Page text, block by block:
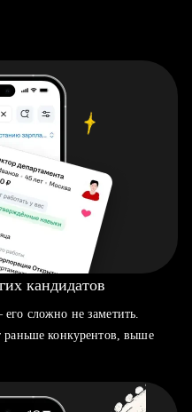
кандидатов
сложно не заметить.
раньше конкурентов, выше